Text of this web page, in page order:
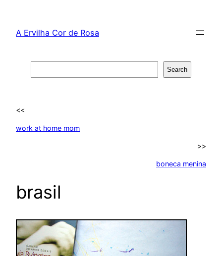
content
A Ervilha Cor de Rosa
Search
<<
work at home mom
>>
boneca menina
brasil